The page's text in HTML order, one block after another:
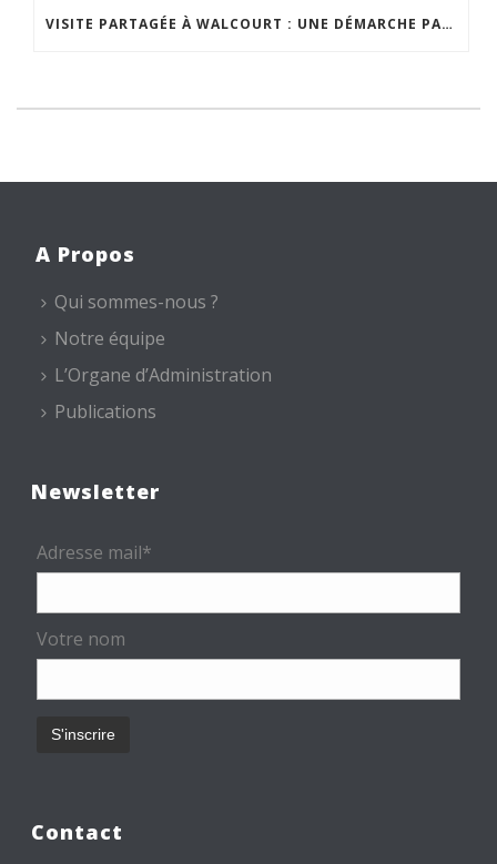
VISITE PARTAGÉE À WALCOURT : UNE DÉMARCHE PARTICIPATIVE ANIMÉE PAR ESPACE ENVIRONNEMENT
A Propos
Qui sommes-nous ?
Notre équipe
L’Organe d’Administration
Publications
Newsletter
Adresse mail*
Votre nom
Contact